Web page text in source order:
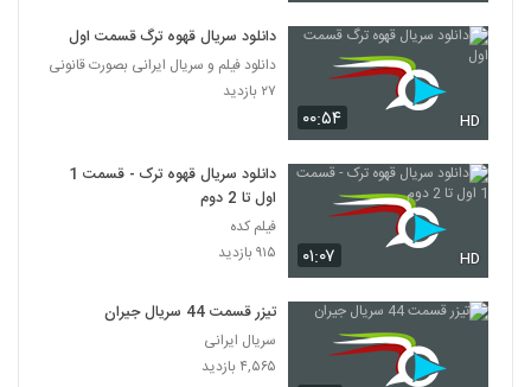
۰۰:۵۴ HD
دانلود سریال قهوه ترگ قسمت اول
دانلود فیلم و سریال ایرانی بصورت قانونی
۲۷ بازدید
۰۱:۰۷ HD
دانلود سریال قهوه ترک - قسمت 1
اول تا 2 دوم
فیلم کده
۹۱۵ بازدید
تیزر قسمت 44 سریال جیران
سریال ایرانی
۴,۵۶۵ بازدید